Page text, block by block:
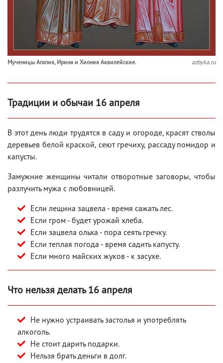
Мученицы Агапия, Ирина и Хиония Аквилейские. azbyka.ru
Традиции и обычаи 16 апреля
В этот день люди трудятся в саду и огороде, красят стволы
деревьев белой краской, сеют гречиху, рассаду помидор и
капусты.
Замужние женщины читали отворотные заговоры, чтобы
разлучить мужа с любовницей.
Если лещина зацвела - время сажать лес.
Если гром - будет урожай хлеба.
Если зацвела ольха - пора сеять гречку.
Если теплая погода - время садить капусту.
Если много майских жуков - к засухе.
Что нельзя делать 16 апреля
Не нужно устраивать застолья и употреблять
алкоголь.
Не стоит дарить подарки.
Нельзя брать деньги в долг.